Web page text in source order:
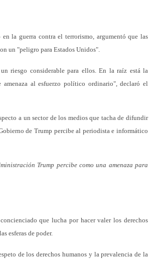
la guerra contra el terrorismo, argumentó que las
un "peligro para Estados Unidos".
riesgo considerable para ellos. En la raíz está la
amenaza al esfuerzo político ordinario", declaró el
a un sector de los medios que tacha de difundir
de Trump percibe al periodista e informático
Trump percibe como una amenaza para
que lucha por hacer valer los derechos
esferas de poder.
de los derechos humanos y la prevalencia de la